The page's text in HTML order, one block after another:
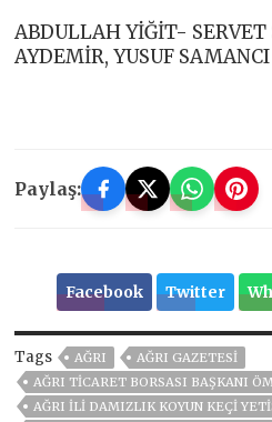
ABDULLAH YİĞİT-
AYDEMİR, YUSUF
Paylaş:
Facebook Twitter
Tags AĞRI
AĞRI GAZETESİ
AĞRI TİCARET BORSASI BAŞKANI
AĞRI İLI DAMIZLIK KOYUN KEÇI